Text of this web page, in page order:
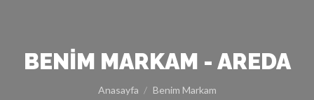
BENIM MARKAM - AREDA
Anasayfa Benim Markam